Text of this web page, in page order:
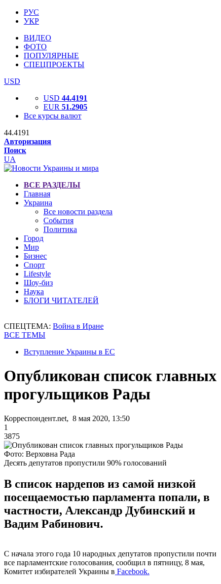
РУС
УКР
ВИДЕО
ФОТО
ПОПУЛЯРНЫЕ
СПЕЦПРОЕКТЫ
USD
USD 44.4191
EUR 51.2905
Все курсы валют
44.4191
Авторизация
Поиск
UA
ВСЕ РАЗДЕЛЫ
Главная
Украина
Все новости раздела
События
Политика
Город
Мир
Бизнес
Спорт
Lifestyle
Шоу-биз
Наука
БЛОГИ ЧИТАТЕЛЕЙ
СПЕЦТЕМА: Война в Иране
ВСЕ ТЕМЫ
Вступление Украины в ЕС
Опубликован список главных
прогульщиков Рады
Корреспондент.net, 8 мая 2020, 13:50
1
3875
Фото: Верховна Рада
Десять депутатов пропустили 90% голосований
В список нардепов из самой низкой
посещаемостью парламента попали, в
частности, Александр Дубинский и
Вадим Рабинович.
С начала этого года 10 народных депутатов пропустили почти
все парламентские голосования, сообщил в пятницу, 8 мая,
Комитет избирателей Украины в Facebook.